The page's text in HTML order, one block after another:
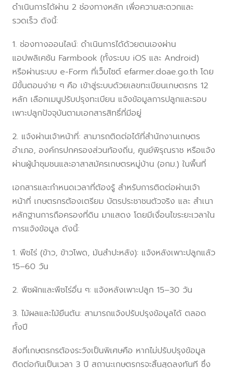
ดำเนินการได้ผ่าน 2 ช่องทางหลัก เพื่อความสะดวกและ
รวดเร็ว ดังนี้:
1. ช่องทางออนไลน์: ดำเนินการได้ด้วยตนเองผ่าน
แอปพลิเคชัน Farmbook (ทั้งระบบ iOS และ Android)
หรือผ่านระบบ e-Form ที่เว็บไซต์ efarmer.doae.go.th โดย
มีขั้นตอนง่าย ๆ คือ เข้าสู่ระบบด้วยเลขทะเบียนเกษตรกร 12
หลัก เลือกเมนูปรับปรุงทะเบียน แจ้งข้อมูลการปลูกและรอบ
เพาะปลูกปัจจุบันตามเอกสารสิทธิ์ที่มีอยู่
2. แจ้งผ่านเจ้าหน้าที่: สามารถติดต่อได้ที่สำนักงานเกษตร
อำเภอ, องค์กรปกครองส่วนท้องถิ่น, ศูนย์พิรุณราช หรือแจ้ง
ผ่านผู้นำชุมชนและอาสาสมัครเกษตรหมู่บ้าน (อกม.) ในพื้นที่
เอกสารและกำหนดเวลาที่ต้องรู้ สำหรับการติดต่อผ่านเจ้า
หน้าที่ เกษตรกรต้องเตรียม บัตรประชาชนตัวจริง และ สำเนา
หลักฐานการถือครองที่ดิน มาแสดง โดยมีเงื่อนไขระยะเวลาใน
การแจ้งข้อมูล ดังนี้:
1. พืชไร่ (ข้าว, ข้าวโพด, มันสำปะหลัง): แจ้งหลังเพาะปลูกแล้ว
15–60 วัน
2. พืชผักและพืชไร่อื่น ๆ: แจ้งหลังเพาะปลูก 15–30 วัน
3. ไม้ผลและไม้ยืนต้น: สามารถแจ้งปรับปรุงข้อมูลได้ ตลอด
ทั้งปี
สิ่งที่เกษตรกรต้องระวังเป็นพิเศษคือ หากไม่ปรับปรุงข้อมูล
ติดต่อกันเป็นเวลา 3 ปี สถานะเกษตรกรจะสิ้นสุดลงทันที ซึ่ง